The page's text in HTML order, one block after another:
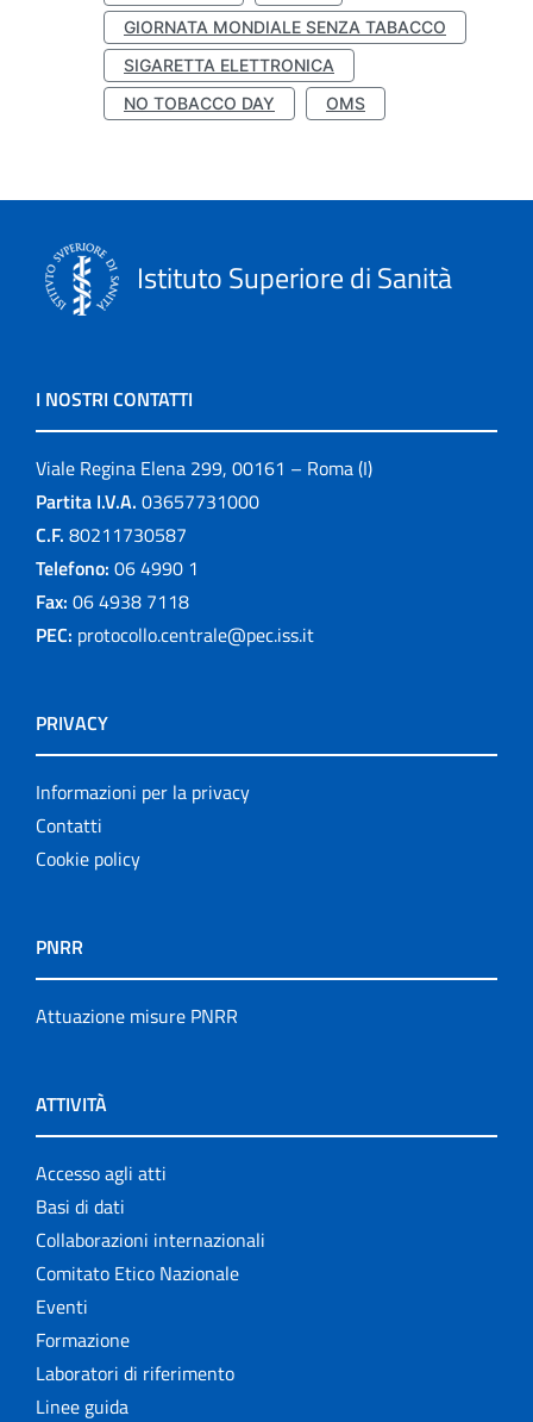
GIORNATA MONDIALE SENZA TABACCO
SIGARETTA ELETTRONICA
NO TOBACCO DAY
OMS
Istituto Superiore di Sanità
I NOSTRI CONTATTI
Viale Regina Elena 299, 00161 – Roma (I)
Partita I.V.A. 03657731000
C.F. 80211730587
Telefono: 06 4990 1
Fax: 06 4938 7118
PEC: protocollo.centrale@pec.iss.it
PRIVACY
Informazioni per la privacy
Contatti
Cookie policy
PNRR
Attuazione misure PNRR
ATTIVITÀ
Accesso agli atti
Basi di dati
Collaborazioni internazionali
Comitato Etico Nazionale
Eventi
Formazione
Laboratori di riferimento
Linee guida